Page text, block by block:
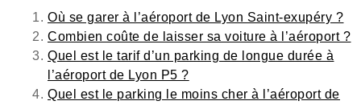
Où se garer à l’aéroport de Lyon Saint-exupéry ?
Combien coûte de laisser sa voiture à l’aéroport ?
Quel est le tarif d’un parking de longue durée à
l’aéroport de Lyon P5 ?
Quel est le parking le moins cher à l’aéroport de